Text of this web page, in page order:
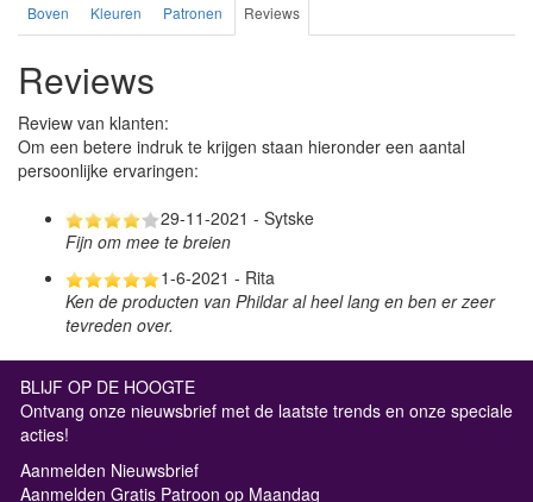
Boven Kleuren Patronen Reviews
Reviews
Review van klanten:
Om een betere indruk te krijgen staan hieronder een aantal
persoonlijke ervaringen:
29-11-2021 - Sytske
Fijn om mee te breien
1-6-2021 - Rita
Ken de producten van Phildar al heel lang en ben er zeer
tevreden over.
BLIJF OP DE HOOGTE
Ontvang onze nieuwsbrief met de laatste trends en onze speciale
acties!
Aanmelden Nieuwsbrief
Aanmelden Gratis Patroon op Maandag